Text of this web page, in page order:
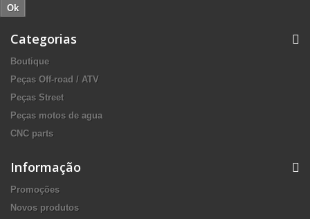
Ok
Categorias
Boutique
Peças Off-road / ATV
Peças Street
Peças motos de agua
CNC parts
Informação
Promoções
Novos produtos